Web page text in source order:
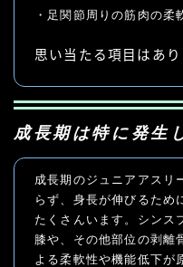
・足関節周りの筋肉の柔
思い当たる項目はあり
成長期は特に発生
成長期のジュニアアスリ
らず、身長が伸びるため
たくさんいます。シンス
膝や、その他部位の剥離
よる柔軟性や機能低下が